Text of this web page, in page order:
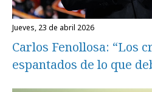
jueves, 23 de abril 2026
Carlos Fenollosa: “Los
espantados de lo que